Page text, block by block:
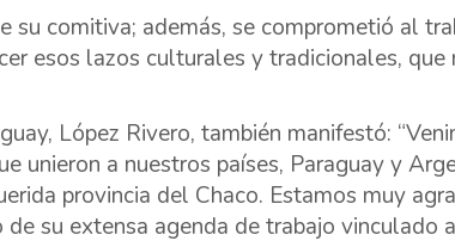
su comitiva; además, se comprometió al
esos lazos culturales y tradicionales, que
López Rivero, también manifestó:
unieron a nuestros países, Paraguay y
provincia del Chaco. Estamos muy
su extensa agenda de trabajo vinculado